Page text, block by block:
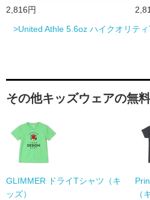
2,816円
>United Athle 5.6oz ハイクオリテ
その他キッズウェアの無
GLIMMER ドライTシャツ（キ
ッズ）
（